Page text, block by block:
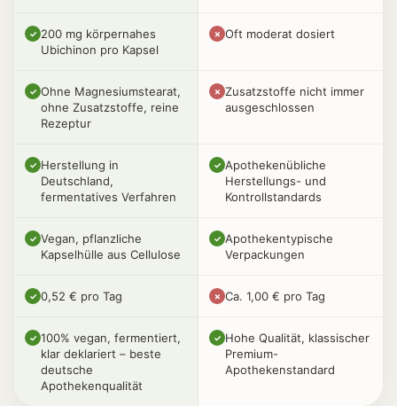
✓ 200 mg körpernahes
Ubichinon pro Kapsel
✗ Oft moderat dosiert
✓ Ohne Magnesiumstearat,
ohne Zusatzstoffe, reine
Rezeptur
✗ Zusatzstoffe nicht immer
ausgeschlossen
✓ Herstellung in
Deutschland,
fermentatives Verfahren
✓ Apothekenübliche
Herstellungs- und
Kontrollstandards
✓ Vegan, pflanzliche
Kapselhülle aus Cellulose
✓ Apothekentypische
Verpackungen
✓ 0,52 € pro Tag ✗ Ca. 1,00 € pro Tag
✓ 100% vegan, fermentiert,
klar deklariert – beste
deutsche
Apothekenqualität
✓ Hohe Qualität, klassischer
Premium-
Apothekenstandard